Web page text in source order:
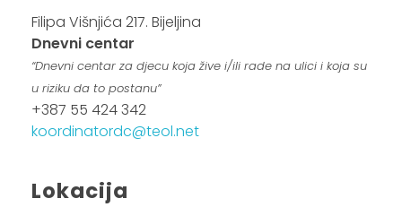
Filipa Višnjića 217. Bijeljina
Dnevni centar
“Dnevni centar za djecu koja žive i/ili rade na ulici i koja su
u riziku da to postanu”
+387 55 424 342
koordinatordc@teol.net
Lokacija